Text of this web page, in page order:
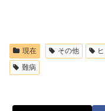
現在 その他
難病